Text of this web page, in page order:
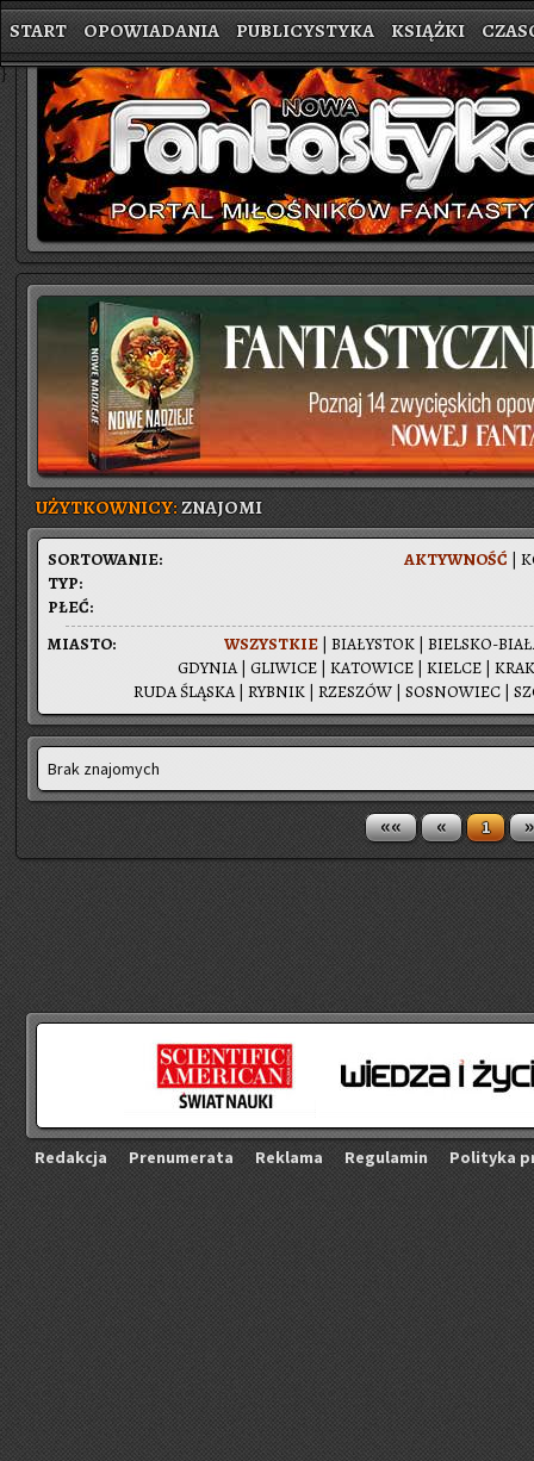
START OPOWIADANIA PUBLICYSTYKA KSIĄŻKI
}
UŻYTKOWNICY:ZNAJOMI
AK­TYW­NOŚĆ |
SOR­TO­WA­NIE:
TYP:
PŁEĆ:
WSZYST­KIE | BIA­ŁY­STOK | BIEL­SKO-
GDY­NIA| GLI­WI­CE | KA­TO­WI­CE | KIEL­CE |
RUDA ŚLĄ­SKA| RYB­NIK | RZE­SZÓW | SO­SNO­WIEC |
MIA­STO:
Brak znajomych
«« « 1 »
Re­dak­cja Pre­nu­me­ra­ta Re­kla­ma Re­gu­la­min Po­li­ty­ka